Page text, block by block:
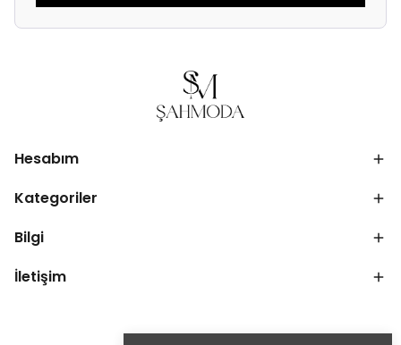
Hesabım
Kategoriler
Bilgi
İletişim